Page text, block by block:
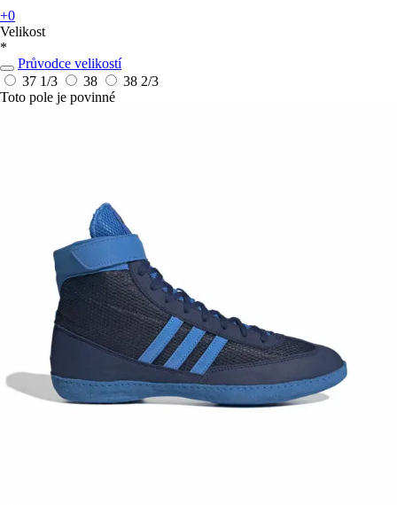
+0
Velikost
*
Průvodce velikostí
37 1/3
38
38 2/3
Toto pole je povinné